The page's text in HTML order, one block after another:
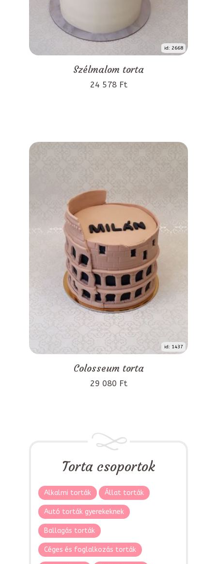
id: 2668
Szélmalom torta
24 578 Ft
id: 1437
Colosseum torta
29 080 Ft
Torta csoportok
Alkalmi torták Állat torták
Autó torták gyerekeknek
Ballagás torták
Céges és foglalkozás torták